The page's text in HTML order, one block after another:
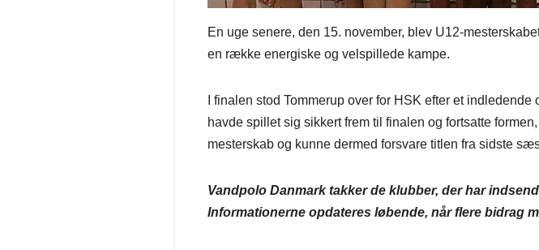
En uge senere, den 15. november, blev U12-
en række energiske og velspillede kampe.
I finalen stod Tommerup over for HSK efter et
havde spillet sig sikkert frem til finalen og fortsatte
mesterskab og kunne dermed forsvare titlen fra sidste
Vandpolo Danmark takker de klubber, der har
Informationerne opdateres løbende, når flere bidrag